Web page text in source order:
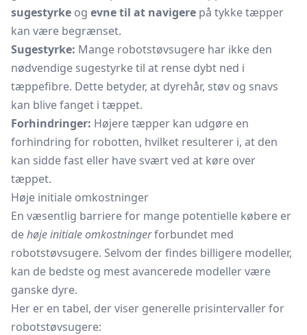
sugestyrke og evne til at navigere på tykke tæpper
kan være begrænset.
Sugestyrke: Mange robotstøvsugere har ikke den
nødvendige sugestyrke til at rense dybt ned i
tæppefibre. Dette betyder, at dyrehår, støv og snavs
kan blive fanget i tæppet.
Forhindringer: Højere tæpper kan udgøre en
forhindring for robotten, hvilket resulterer i, at den
kan sidde fast eller have svært ved at køre over
tæppet.
Høje initiale omkostninger
En væsentlig barriere for mange potentielle købere er
dehøje initiale omkostningerforbundet med
robotstøvsugere. Selvom der findes billigere modeller,
kan de bedste og mest avancerede modeller være
ganske dyre.
Her er en tabel, der viser generelle prisintervaller for
robotstøvsugere: